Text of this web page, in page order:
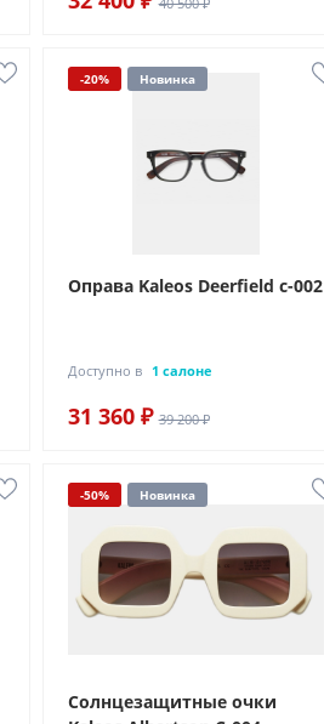
-20% Новинка
Оправа Kaleos Deerfield c-002
Доступно в 1 салоне
31 360 ₽ 39 200 ₽
-50% Новинка
Солнцезащитные очки